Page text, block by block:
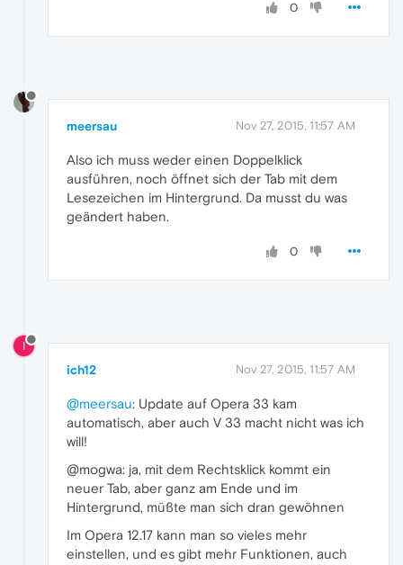
0
meersau Nov 27, 2015, 11:57 AM
Also ich muss weder einen Doppelklick
ausführen, noch öffnet sich der Tab mit dem
Lesezeichen im Hintergrund. Da musst du was
geändert haben.
0
I
ich12 Nov 27, 2015, 11:57 AM
@meersau: Update auf Opera 33 kam
automatisch, aber auch V 33 macht nicht was ich
will!
@mogwa: ja, mit dem Rechtsklick kommt ein
neuer Tab, aber ganz am Ende und im
Hintergrund, müßte man sich dran gewöhnen
Im Opera 12.17 kann man so vieles mehr
einstellen, und es gibt mehr Funktionen, auch